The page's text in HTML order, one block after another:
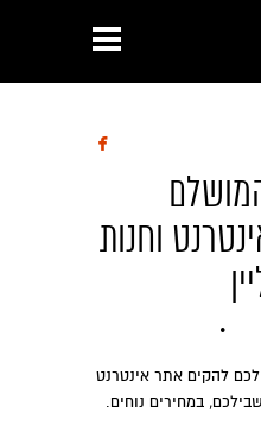

וחנות
להקים אתר אינטרנט
במחירים נוחים.